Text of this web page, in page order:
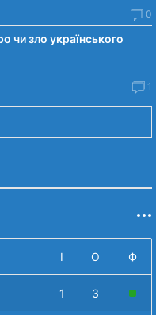
0
чи зло українського
1
І О Ф
1 3